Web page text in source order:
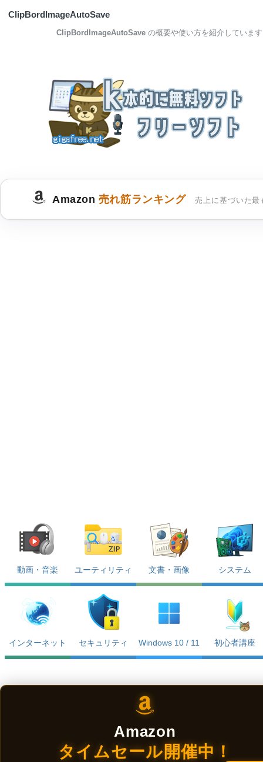
ClipBordImageAutoSave
ClipBordImageAutoSave の概要や使い方を紹介しています
Amazon 売れ筋ランキング 売上に基づいた最
動画・音楽 ユーティリティ 文書・画像 システム
インターネット セキュリティ Windows 10 / 11 初心者講座
Amazon
タイムセール開催中！